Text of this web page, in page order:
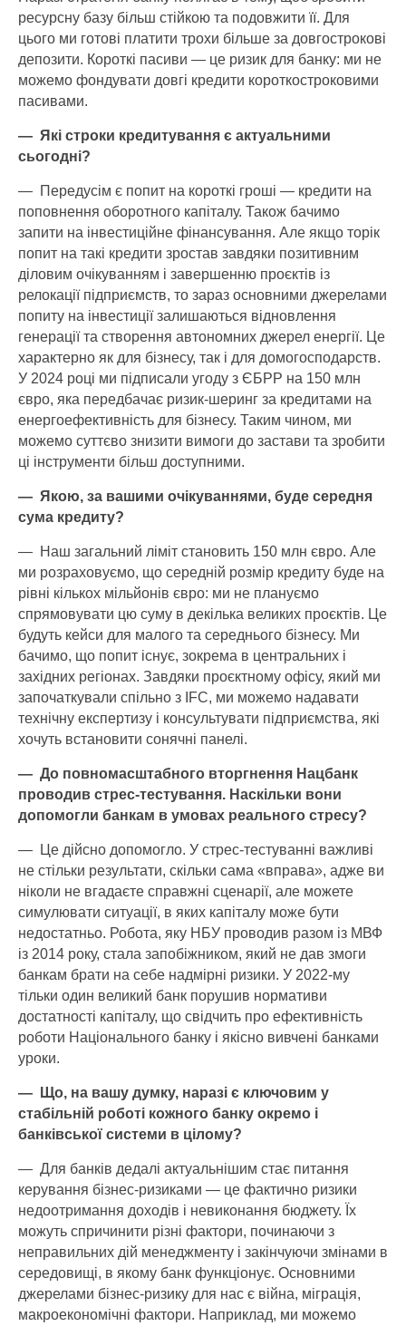
ресурсну базу більш стійкою та подовжити її. Для
цього ми готові платити трохи більше за довгострокові
депозити. Короткі пасиви — це ризик для банку: ми не
можемо фондувати довгі кредити короткостроковими
пасивами.
— Які строки кредитування є актуальними
сьогодні?
— Передусім є попит на короткі гроші — кредити на
поповнення оборотного капіталу. Також бачимо
запити на інвестиційне фінансування. Але якщо торік
попит на такі кредити зростав завдяки позитивним
діловим очікуванням і завершенню проєктів із
релокації підприємств, то зараз основними джерелами
попиту на інвестиції залишаються відновлення
генерації та створення автономних джерел енергії. Це
характерно як для бізнесу, так і для домогосподарств.
У 2024 році ми підписали угоду з ЄБРР на 150 млн
євро, яка передбачає ризик-­шеринг за кредитами на
енерго­ефективність для бізнесу. Таким чином, ми
можемо суттєво знизити вимоги до застави та зробити
ці інструменти більш доступними.
— Якою, за вашими очікуваннями, буде середня
сума кредиту?
— Наш загальний ліміт становить 150 млн євро. Але
ми розраховуємо, що середній розмір кредиту буде на
рівні кількох мільйонів євро: ми не плануємо
спрямовувати цю суму в декілька великих проєктів. Це
будуть кейси для малого та середнього бізнесу. Ми
бачимо, що попит існує, зокрема в центральних і
західних регіонах. Завдяки проєктному офісу, який ми
започаткували спільно з IFC, ми можемо надавати
технічну експертизу і консультувати підприємства, які
хочуть встановити сонячні панелі.
— До повномасштабного вторг­нення Нацбанк
проводив стрес-тестування. Наскільки вони
допомогли банкам в умовах реального стресу?
— Це дійсно допомогло. У стрес-­тестуванні важливі
не стільки результати, скільки сама «вправа», адже ви
ніколи не вгадаєте справжні сценарії, але можете
симулювати ситуації, в яких капіталу може бути
недостатньо. Робота, яку НБУ проводив разом із МВФ
із 2014 року, стала запобіжником, який не дав змоги
банкам брати на себе надмірні ризики. У ­2022-му
тільки один великий банк порушив нормативи
достатності капіталу, що свідчить про ефективність
роботи Національного банку і якісно вивчені банками
уроки.
— Що, на вашу думку, наразі є ключовим у
стабільній роботі кожного банку окремо і
банківської системи в цілому?
— Для банків дедалі актуальнішим стає питання
керування бізнес-ризиками — це фактично ризики
недоотримання доходів і невиконання бюджету. Їх
можуть спричинити різні фактори, починаючи з
неправильних дій менеджменту і закінчуючи змінами в
середовищі, в якому банк функціонує. Основними
джерелами бізнес-ризику для нас є війна, міграція,
макроекономічні фактори. Наприклад, ми можемо